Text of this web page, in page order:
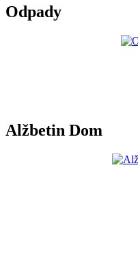
Odpady
Alžbetin Dom